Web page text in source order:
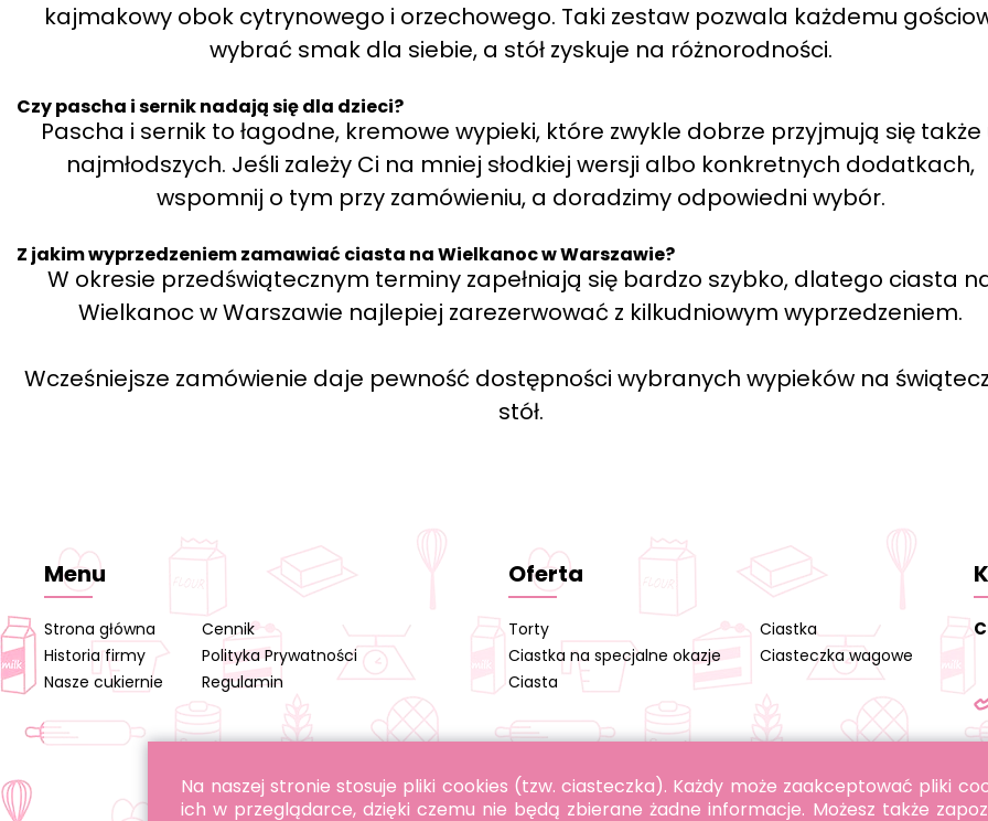
kajmakowy obok cytrynowego i orzechowego. Taki zestaw pozwala każdemu
wybrać smak dla siebie, a stół zyskuje na różnorodności.
Czy pascha i sernik nadają się dla dzieci?
Pascha i sernik to łagodne, kremowe wypieki, które zwykle dobrze przyjmują się także
najmłodszych. Jeśli zależy Ci na mniej słodkiej wersji albo konkretnych dodatkach,
wspomnij o tym przy zamówieniu, a doradzimy odpowiedni wybór.
Z jakim wyprzedzeniem zamawiać ciasta na Wielkanoc w Warszawie?
W okresie przedświątecznym terminy zapełniają się bardzo szybko, dlatego ciasta
Wielkanoc w Warszawie najlepiej zarezerwować z kilkudniowym wyprzedzeniem.
Wcześniejsze zamówienie daje pewność dostępności wybranych wypieków na
stół.
Menu
Strona główna
Historia firmy
Nasze cukiernie
Cennik
Polityka Prywatności
Regulamin
Oferta
Torty
Ciastka na specjalne okazje
Ciasta
Ciastka
Ciasteczka wagowe
Na naszej stronie stosuje pliki cookies (tzw. ciasteczka). Każdy może zaakceptować pliki
ich w przeglądarce, dzięki czemu nie będą zbierane żadne informacje. Możesz także